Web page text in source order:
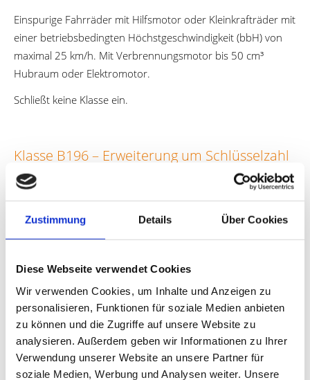
Zustimmung Details Über Cookies
Diese Webseite verwendet Cookies
Wir verwenden Cookies, um Inhalte und Anzeigen zu
personalisieren, Funktionen für soziale Medien anbieten
zu können und die Zugriffe auf unsere Website zu
analysieren. Außerdem geben wir Informationen zu Ihrer
Verwendung unserer Website an unsere Partner für
soziale Medien, Werbung und Analysen weiter. Unsere
Einspurige Fahrräder mit Hilfsmotor oder Kleinkrafträder mit
einer betriebsbedingten Höchstgeschwindigkeit (bbH) von
maximal 25 km/h. Mit Verbrennungsmotor bis 50 cm³
Hubraum oder Elektromotor.
Schließt keine Klasse ein.
Klasse B196 – Erweiterung um Schlüsselzahl
196 – Mindestalter 25 Jahre (Klasse B seit
mind. 5 Jahren)
von nicht mehr als 11 kW, bei denen das Verhältnis der
Leistung zum Gewicht 0,1 kW/kg nicht übersteigt.
Gilt nur in Deutschland.